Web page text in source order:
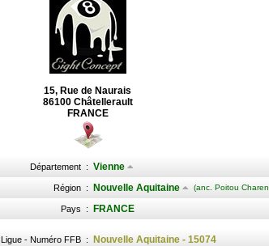
15, Rue de Naurais
86100 Châtellerault
FRANCE
Département : Vienne
Région : Nouvelle Aquitaine (anc. Poitou
Pays : FRANCE
Ligue - Numéro FFB : Nouvelle Aquitaine - 15074